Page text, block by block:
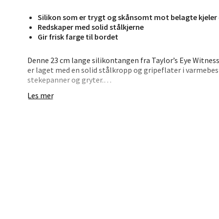
Silikon som er trygt og skånsomt mot belagte kjeler
Redskaper med solid stålkjerne
Gir frisk farge til bordet
Denne 23 cm lange silikontangen fra Taylor’s Eye
er laget med en solid stålkropp og gripeflater i
stekepanner og gryter.
Bruk den til å vende kjøtt, blande salater eller servere
Les mer